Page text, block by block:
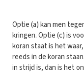
Optie (a) kan men
kringen. Optie (c) is
koran staat is het
reeds in de koran
in strijd is, dan is het